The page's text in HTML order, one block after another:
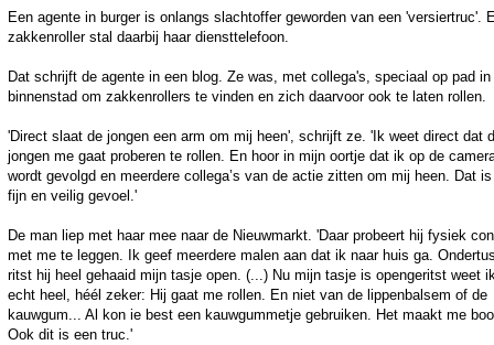
Een agente in burger is onlangs slachtoffer geworden van een 'versiertruc'.
zakkenroller stal daarbij haar diensttelefoon.
Dat schrijft de agente in een blog. Ze was, met collega's, speciaal op pad in
binnenstad om zakkenrollers te vinden en zich daarvoor ook te laten rollen.
'Direct slaat de jongen een arm om mij heen', schrijft ze. 'Ik weet direct dat
jongen me gaat proberen te rollen. En hoor in mijn oortje dat ik op de
wordt gevolgd en meerdere collega’s van de actie zitten om mij heen. Dat
fijn en veilig gevoel.'
De man liep met haar mee naar de Nieuwmarkt. 'Daar probeert hij fysiek
met me te leggen. Ik geef meerdere malen aan dat ik naar huis ga.
ritst hij heel gehaaid mijn tasje open. (...) Nu mijn tasje is opengeritst weet
echt heel, héél zeker: Hij gaat me rollen. En niet van de lippenbalsem of de
kauwgum... Al kon ie best een kauwgummetje gebruiken. Het maakt me
Ook dit is een truc.'